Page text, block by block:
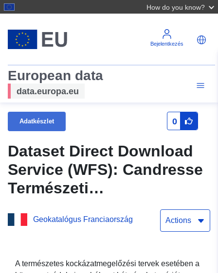
How do you know?
Bejelentkezés
European data
data.europa.eu
Adatkészlet 0
Dataset Direct Download
Service (WFS): Candresse
Természeti
Kockázatmegelőzési Terv
(NRPP) szabályozott
Geokatalógus Franciaország Actions
A természetes kockázatmegelőzési tervek esetében a